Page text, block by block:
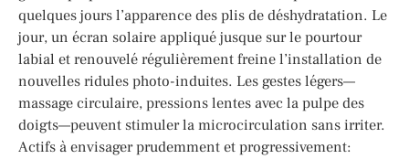
quelques jours l’apparence des plis de déshydratation. Le
jour, un écran solaire appliqué jusque sur le pourtour
labial et renouvelé régulièrement freine l’installation de
nouvelles ridules photo-induites. Les gestes légers—
massage circulaire, pressions lentes avec la pulpe des
doigts—peuvent stimuler la microcirculation sans irriter.
Actifs à envisager prudemment et progressivement: